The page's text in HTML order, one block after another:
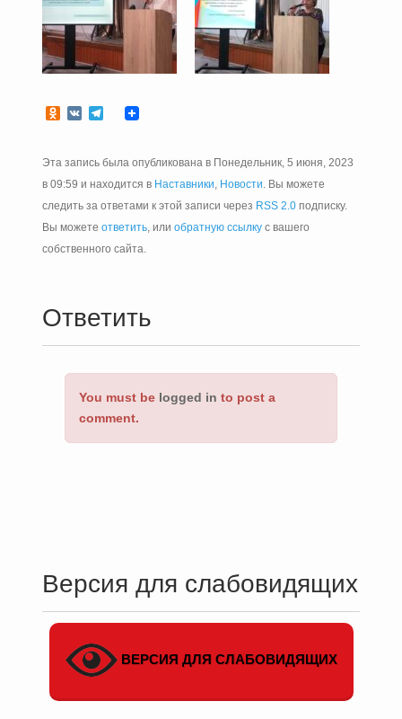
Odnoklassniki
VKTelegram
Эта запись была опубликована в Понедельник, 5 июня, 2023
в 09:59 и находится в Наставники, Новости. Вы можете
следить за ответами к этой записи через RSS 2.0подписку.
Вы можете ответить, или обратную ссылкус вашего
собственного сайта.
Ответить
You must be logged in to post a
comment.
Версия для слабовидящих
ВЕРСИЯ ДЛЯ СЛАБОВИДЯЩИХ